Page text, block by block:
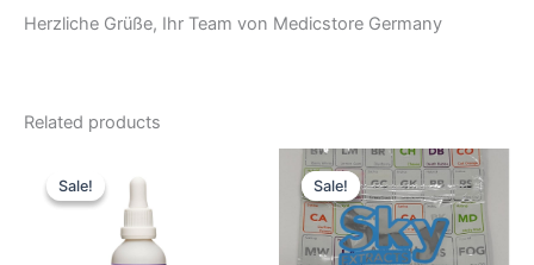
Herzliche Grüße, Ihr Team von Medicstore Germany
Related products
Sale!
Sale!price
was:
51,93 €.
price
Sale!
Sale!
Original
price
was:
51,93 €.
Current
price
is:
43,27 €.